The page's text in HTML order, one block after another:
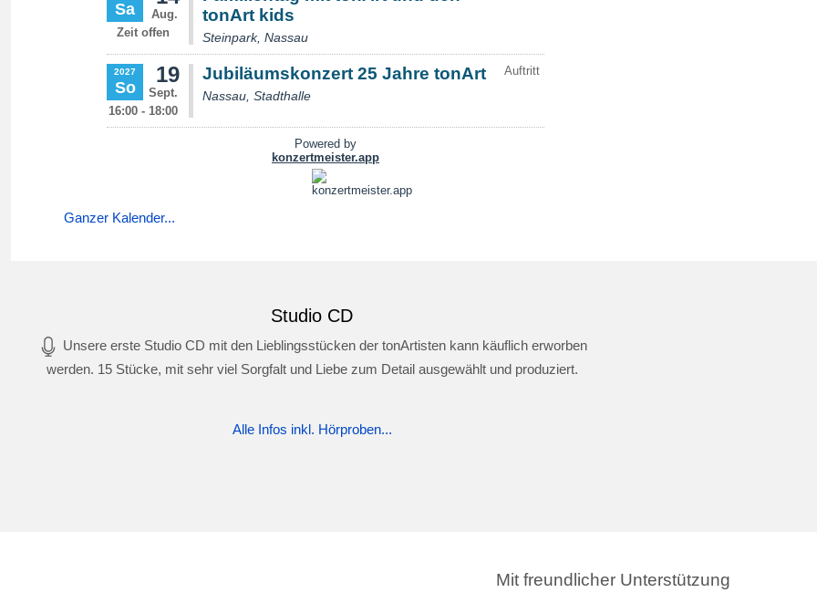
Ganzer Kalender...
Studio CD
Unsere erste Studio CD mit den Lieblingsstücken der tonArtisten kann käuflich erworben
werden. 15 Stücke, mit sehr viel Sorgfalt und Liebe zum Detail ausgewählt und produziert.
Alle Infos inkl. Hörproben...
Mit freundlicher Unterstützung